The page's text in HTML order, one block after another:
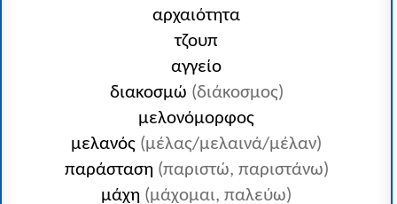
αρχαιότητα
τζουπ
αγγείο
διακοσμώ (διάκοσμος)
μελονόμορφος
μελανός (μέλας/μελαινά/μέλαν)
παράσταση (παριστώ, παριστάνω)
μάχη (μάχομαι, παλεύω)